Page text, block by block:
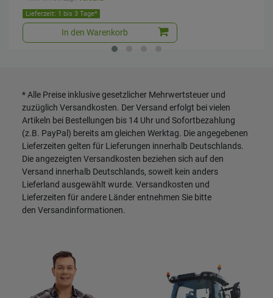
Lieferzeit: 1 bis 3 Tage*
In den Warenkorb
* Alle Preise inklusive gesetzlicher Mehrwertsteuer und
zuzüglich Versandkosten. Der Versand erfolgt bei vielen
Artikeln bei Bestellungen bis 14 Uhr und Sofortbezahlung
(z.B. PayPal) bereits am gleichen Werktag. Die angegebenen
Lieferzeiten gelten für Lieferungen innerhalb Deutschlands.
Die angezeigten Versandkosten beziehen sich auf den
Versand innerhalb Deutschlands, soweit kein anders
Lieferland ausgewählt wurde. Versandkosten und
Lieferzeiten für andere Länder entnehmen Sie bitte
den Versandinformationen.